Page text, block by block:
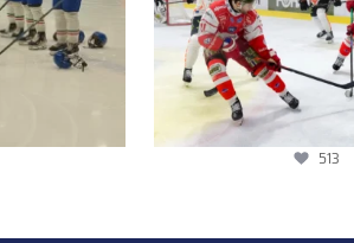
513